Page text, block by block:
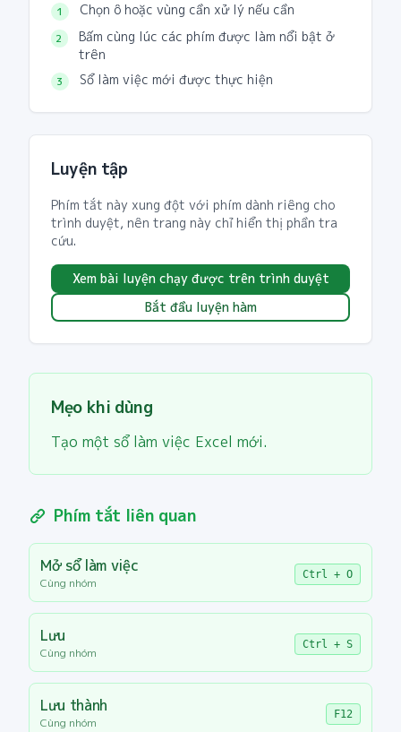
1 Chọn ô hoặc vùng cần xử lý nếu cần
2
Bấm cùng lúc các phím được làm nổi bật ở
trên
3 Sổ làm việc mới được thực hiện
Luyện tập
Phím tắt này xung đột với phím dành riêng cho
trình duyệt, nên trang này chỉ hiển thị phần tra
cứu.
Xem bài luyện chạy được trên trình duyệt
Bắt đầu luyện hàm
Mẹo khi dùng
Tạo một sổ làm việc Excel mới.
Phím tắt liên quan
Mở sổ làm việc
Cùng nhóm
Ctrl + O
Lưu
Cùng nhóm
Ctrl + S
Lưu thành
Cùng nhóm
F12